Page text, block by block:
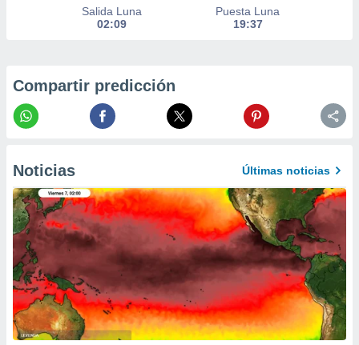
perfiles
crear un
uso de
contenido
medir el
de la
el
del
Salida Luna
02:09
Puesta Luna
19:37
Compartir predicción
Noticias Últimas noticias